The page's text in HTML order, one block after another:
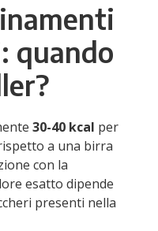
quando
30-40 kcal per
a una birra
con la
esatto dipende
presenti nella